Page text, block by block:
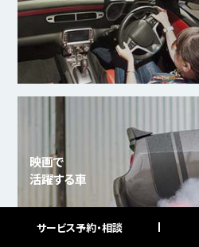
映画で
活躍する車
サービス予約・相談